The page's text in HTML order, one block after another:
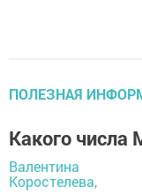
ПОЛЕЗНАЯ
Какого числа
Валентина
Коростелева,